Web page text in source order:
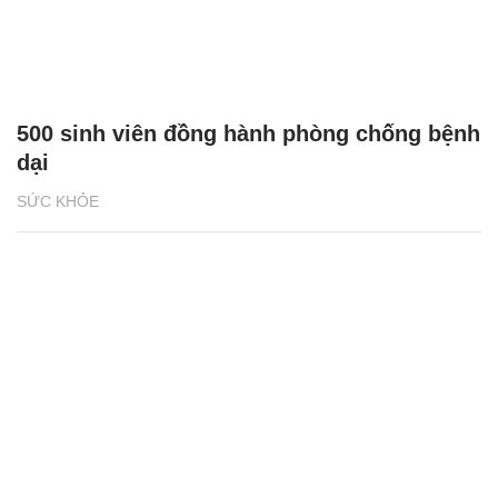
SỨC KHỎE
500 sinh viên đồng hành phòng chống bệnh
dại